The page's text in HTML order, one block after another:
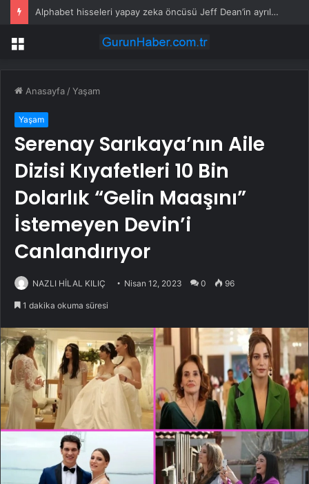
Alphabet hisseleri yapay zeka öncüsü Jeff Dean’in ayrılmasıyla %5 düştü
Menü
Anasayfa /Yaşam
Yaşam
Serenay Sarıkaya’nın Aile
Dizisi Kıyafetleri 10 Bin
Dolarlık “Gelin Maaşını”
İstemeyen Devin’i
Canlandırıyor
NAZLI HİLAL KILIÇ Nisan 12, 2023 0 96
1 dakika okuma süresi